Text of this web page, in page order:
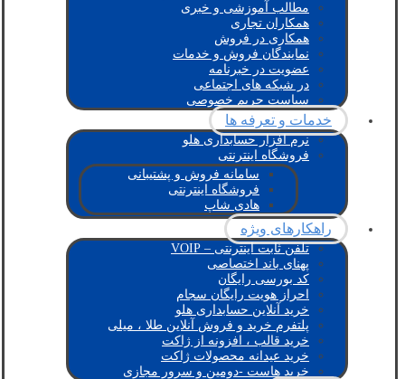
مطالب آموزشی و خبری
همکاران تجاری
همکاری در فروش
نمایندگان فروش و خدمات
عضویت در خبرنامه
در شبکه های اجتماعی
سیاست حریم خصوصی
خدمات و تعرفه ها
نرم افزار حسابداری هلو
فروشگاه اینترنتی
سامانه فروش و پشتیبانی
فروشگاه اینترنتی
هادی شاپ
راهکارهای ویژه
تلفن ثابت اینترنتی – VOIP
پهنای باند اختصاصی
کد بورسی رایگان
احراز هویت رایگان سجام
خرید آنلاین حسابداری هلو
پلتفرم خرید و فروش آنلاین طلا ، میلی
خرید قالب ، افزونه از ژاکت
خرید عیدانه محصولات ژاکت
خرید هاست -دومین و سرور مجازی